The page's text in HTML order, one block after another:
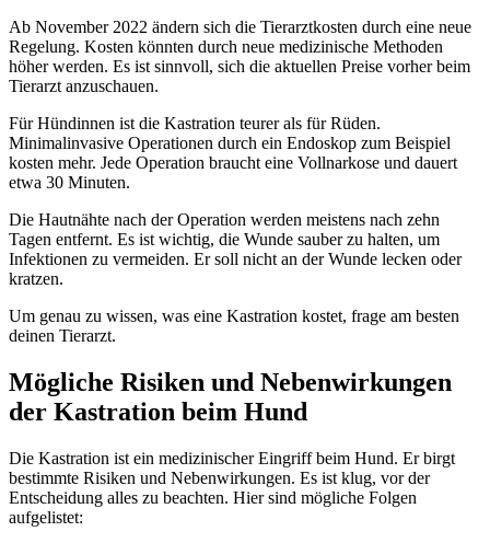
Ab November 2022 ändern sich die Tierarztkosten durch eine neue
Regelung. Kosten könnten durch neue medizinische Methoden
höher werden. Es ist sinnvoll, sich die aktuellen Preise vorher beim
Tierarzt anzuschauen.
Für Hündinnen ist die Kastration teurer als für Rüden.
Minimalinvasive Operationen durch ein Endoskop zum Beispiel
kosten mehr. Jede Operation braucht eine Vollnarkose und dauert
etwa 30 Minuten.
Die Hautnähte nach der Operation werden meistens nach zehn
Tagen entfernt. Es ist wichtig, die Wunde sauber zu halten, um
Infektionen zu vermeiden. Er soll nicht an der Wunde lecken oder
kratzen.
Um genau zu wissen, was eine Kastration kostet, frage am besten
deinen Tierarzt.
Mögliche Risiken und Nebenwirkungen
der Kastration beim Hund
Die Kastration ist ein medizinischer Eingriff beim Hund. Er birgt
bestimmte Risiken und Nebenwirkungen. Es ist klug, vor der
Entscheidung alles zu beachten. Hier sind mögliche Folgen
aufgelistet: